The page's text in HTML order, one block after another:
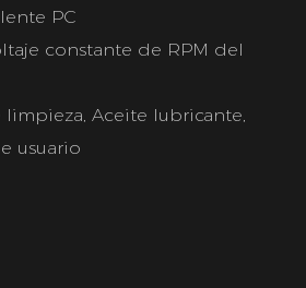
PC
constante de RPM del
limpieza, Aceite lubricante,
usuario